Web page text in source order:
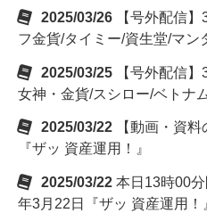
2025/03/26
【号外配信
フ金貨/タイミー/資生堂/マン
2025/03/25
【号外配信
女神・金貨/スシロー/ベトナ
2025/03/22
【動画・資
『ザッ 資産運用！』
2025/03/22 本日13時00
年3月22日『ザッ 資産運用！